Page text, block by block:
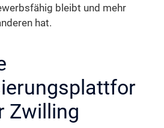
bleibt und mehr
hat.
Zwilling